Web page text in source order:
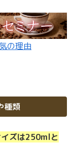
の理由
種類
ズは250mlと